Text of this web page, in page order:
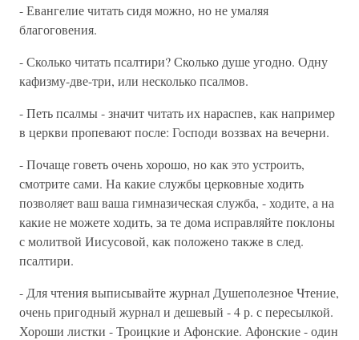
- Евангелие читать сидя можно, но не умаляя
благоговения.
- Сколько читать псалтири? Сколько душе угодно. Одну
кафизму-две-три, или несколько псалмов.
- Петь псалмы - значит читать их нараспев, как например
в церкви пропевают после: Господи воззвах на вечерни.
- Почаще говеть очень хорошо, но как это устроить,
смотрите сами. На какие службы церковные ходить
позволяет ваш ваша гимназическая служба, - ходите, а на
какие не можете ходить, за те дома исправляйте поклоны
с молитвой Иисусовой, как положено также в след.
псалтири.
- Для чтения выписывайте журнал Душеполезное Чтение,
очень пригодный журнал и дешевый - 4 р. с пересылкой.
Хороши листки - Троицкие и Афонские. Афонские - один